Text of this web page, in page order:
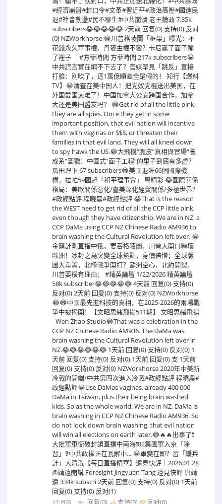
#經濟崩盤#封口令#文革#習近平#政治高壓#國進民
退#社會動盪#民不聊生#中共崩潰 老王論政 7.35k
subscribers😂😂😂😂😂 2天前 回复(0) 支持(0) 反对
(0) NZWorkhorse 😂川普格陵蘭「框架」曝光：不
花錢永久軍事權，丹麥主權不變？卡尼贏了面子輸
了裡子 ｜#方菲時間 方菲時間 217k subscribers😂
中共謊言實在編不下去了？官媒罕見「跳反」直接
打臉：別吹了，這1萬億順差全是假的！ 知行【爆料
TV】😂清查在美中国人！把党奴党棍送出美国，在
外国爱国太难了！中国加拿大公安跨国合作，加拿
大还是美国盟友吗？ 😂Get rid of all the little pink,
they are all spies. Once they get in some
important position, that evil nation will incentive
them with vaginas or $$$, or threaten their
families in that evil land. They will all kneel down
to spy hawk the US.😂大飛機“脆皮”真相與官場“養
成系”圍獵：中國式“面子工程”的里子到底有多虛？
瓜田理下 67 subscribers😂美國退咗66個國際機
構，拉咗59國起「和平理事會」 粵精彩 😂國際關係
格局：美歐關係惡化/臺美深化經貿關係/多極世界？
#政經點評 程曉農#政經點評 😂That is the reason
the WEST need to get rid of all the CCP little pink,
even though they have citizenship. We are in NZ, a
CCP DaMa using CCP NZ Chinese Radio AM936 to
brain washing the Cultural Revolution left over. 😂
金窮計劃直指中俄，要吞格陵蘭，川普大開口嚇壞
歐洲！冰封之島突變全球熱點，身價倍增；全球版
圖大重置，北極戰爭開打？歐洲空心，北約開裂，
川普耍橫有理由； #精英論壇 1/22/2026 精英論壇
58k subscriber😂😂😂😂😂 4天前 回复(0) 支持(0)
反对(0) 2天前 回复(0) 支持(0) 反对(0) NZWorkhorse
😂😂中國最先進科技的真相，在2025-2026的兩場戰
爭中被揭開！【文昭思緒飛揚511期】 文昭思緒飛揚
- Wen Zhao Studio😂That was a celebration in the
CCP NZ Chinese Radio AM936. The DaMa was
brain washing the Cultural Revolution left over in
NZ.😂😂😂😂😂😂 1天前 回复(0) 支持(0) 反对(0) 1
天前 回复(0) 支持(0) 反对(0) 1天前 回复(0) 支 1天前
回复(0) 支持(0) 反对(0) NZWorkhorse 2020年中美新
冷戰的開端/中共第四次進入冷戰#政經點評 程曉農#
政經點評😂Use DaMas vaginas, already 400,000
DaMa in Taiwan, plus their being brain washed
kids. So as the whole world. We are in NZ, DaMa is
brain washing in CCP NZ Chinese Radio AM936. So
do not look down brain washing, that evil nation
will win all elections on earth later.😂🔥🔥出事了❗
大批軍車衝破封鎖直撲中南海❗82集團軍入京「除
習」❓中共政權正在瓦解中... 😂軍變在即？習「緩兵
計」大清洗【每日直播精華】遠見快評｜2026.01.28
@靖遠開講 Foresight Jingyuan Tang 遠見快評 唐靖
遠 334k subscri 2天前 回复(0) 支持(0) 反对(0) 1天前
回复(0) 支持(0) 反对(1)
3个月前 回复(0) 支持(0) 反对(0)